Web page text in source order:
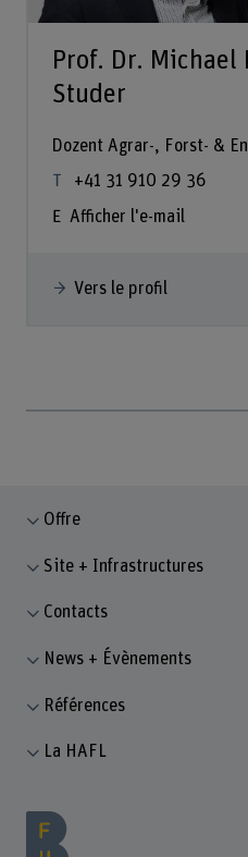
Prof. Dr. Michael
Studer
Dozent Agrar-, Forst- &
+41 31 910 29 36
Afficher l'e-mail
Vers le profil
Offre
Site + Infrastructures
Contacts
News + Évènements
Références
La HAFL